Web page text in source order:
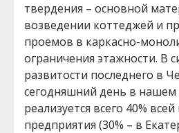
твердения – основной
возведении коттеджей и
проемов в каркасно-
ограничения этажности. В
развитости последнего в
сегодняшний день в нашем
реализуется всего 40%
предприятия (30% – в